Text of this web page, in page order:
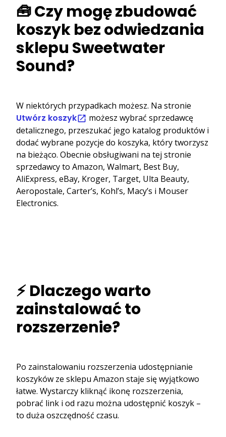
🧰 Czy mogę zbudować
koszyk bez odwiedzania
sklepu Sweetwater
Sound?
W niektórych przypadkach możesz. Na stronie
Utwórz koszyk
możesz wybrać sprzedawcę
detalicznego, przeszukać jego katalog produktów i
dodać wybrane pozycje do koszyka, który tworzysz
na bieżąco. Obecnie obsługiwani na tej stronie
sprzedawcy to Amazon, Walmart, Best Buy,
AliExpress, eBay, Kroger, Target, Ulta Beauty,
Aeropostale, Carter’s, Kohl’s, Macy’s i Mouser
Electronics.
⚡ Dlaczego warto
zainstalować to
rozszerzenie?
Po zainstalowaniu rozszerzenia udostępnianie
koszyków ze sklepu Amazon staje się wyjątkowo
łatwe. Wystarczy kliknąć ikonę rozszerzenia,
pobrać link i od razu można udostępnić koszyk –
to duża oszczędność czasu.